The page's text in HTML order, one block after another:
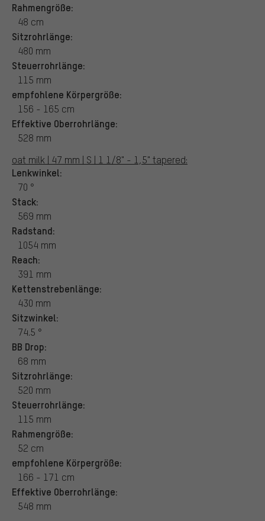
Rahmengröße:
48 cm
Sitzrohrlänge:
480 mm
Steuerrohrlänge:
115 mm
empfohlene Körpergröße:
156 - 165 cm
Effektive Oberrohrlänge:
528 mm
oat milk | 47 mm | S | 1 1/8" - 1,5" tapered:
Lenkwinkel:
70 °
Stack:
569 mm
Radstand:
1054 mm
Reach:
391 mm
Kettenstrebenlänge:
430 mm
Sitzwinkel:
74.5 °
BB Drop:
68 mm
Sitzrohrlänge:
520 mm
Steuerrohrlänge:
115 mm
Rahmengröße:
52 cm
empfohlene Körpergröße:
166 - 171 cm
Effektive Oberrohrlänge:
548 mm